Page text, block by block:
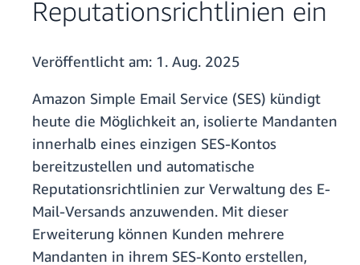
Reputationsrichtlinien ein
Veröffentlicht am: 1. Aug. 2025
Amazon Simple Email Service (SES) kündigt
heute die Möglichkeit an, isolierte Mandanten
innerhalb eines einzigen SES-Kontos
bereitzustellen und automatische
Reputationsrichtlinien zur Verwaltung des E-
Mail-Versands anzuwenden. Mit dieser
Erweiterung können Kunden mehrere
Mandanten in ihrem SES-Konto erstellen,